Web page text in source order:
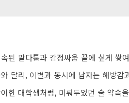
된 말다툼과 감정싸움 끝에 싶게 쌓
달리, 이별과 동시에 남자는 해방감
한 대학생처럼, 미뤄두었던 술 약속